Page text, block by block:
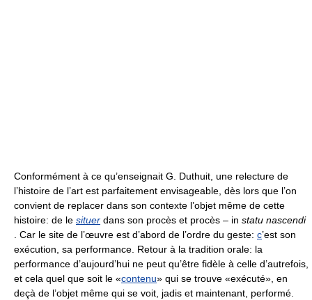
Conformément à ce qu’enseignait G. Duthuit, une relecture de
l’histoire de l’art est parfaitement envisageable, dès lors que l’on
convient de replacer dans son contexte l’objet même de cette
histoire: de le situer dans son procès et procès – in statu nascendi
. Car le site de l’œuvre est d’abord de l’ordre du geste: c’est son
exécution, sa performance. Retour à la tradition orale: la
performance d’aujourd’hui ne peut qu’être fidèle à celle d’autrefois,
et cela quel que soit le «contenu» qui se trouve «exécuté», en
deçà de l’objet même qui se voit, jadis et maintenant, performé.